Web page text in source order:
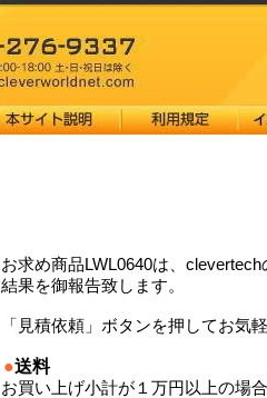
お求め商品LWL0640は、
結果を御報告致します。
「見積依頼」ボタンを押してお気
●送料
お買い上げ小計が１万円以上の場